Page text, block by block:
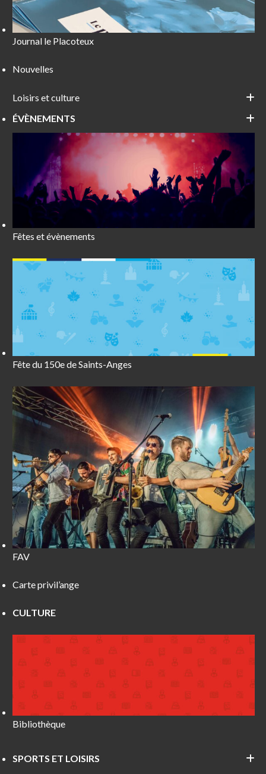
Journal le Placoteux
Nouvelles
Loisirs et culture
ÉVÈNEMENTS
Fêtes et évènements
Fête du 150e de Saints-Anges
FAV
Carte privil’ange
CULTURE
Bibliothèque
SPORTS ET LOISIRS